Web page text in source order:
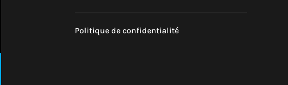
Politique de confidentialité